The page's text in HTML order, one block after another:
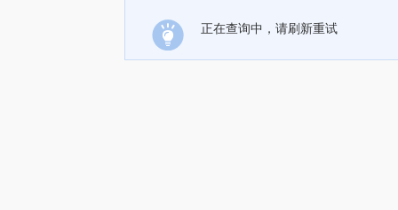
正在查询中，请刷新重试